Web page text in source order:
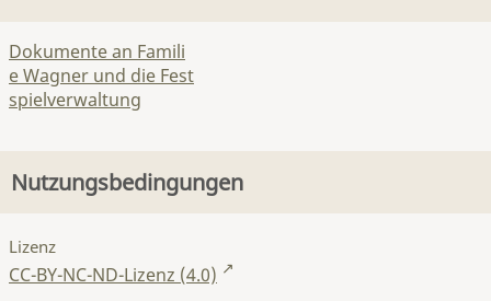
Dokumente an Famili
e Wagner und die Fest
spielverwaltung
Nutzungsbedingungen
Lizenz
CC-BY-NC-ND-Lizenz (4.0)